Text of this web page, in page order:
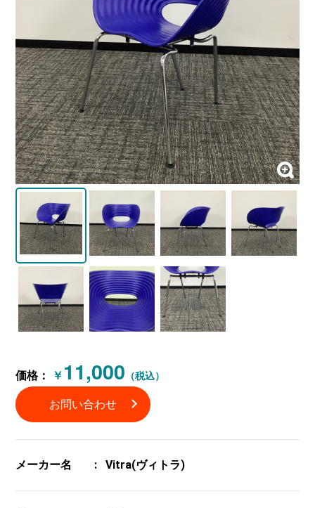
価格： ￥ 11,000 （税込）
お問い合わせ
メーカー名 Vitra(ヴィトラ)